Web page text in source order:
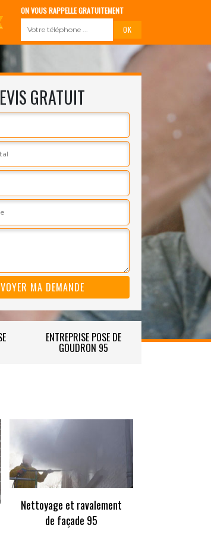
ON VOUS RAPPELLE GRATUITEMENT
GRATUIT
ENTREPRISE POSE DE
GOUDRON 95
Nettoyage et ravalement
de façade 95